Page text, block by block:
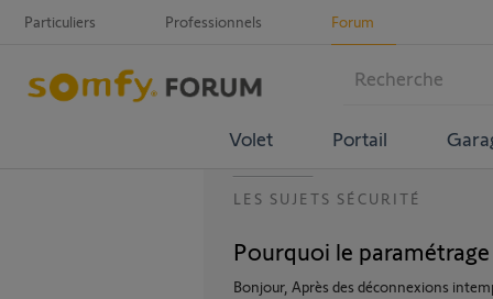
Particuliers Professionnels Forum
Volet Portail
LES SUJETS SÉCURITÉ
Pourquoi le
Bonjour, Après des déconnexions